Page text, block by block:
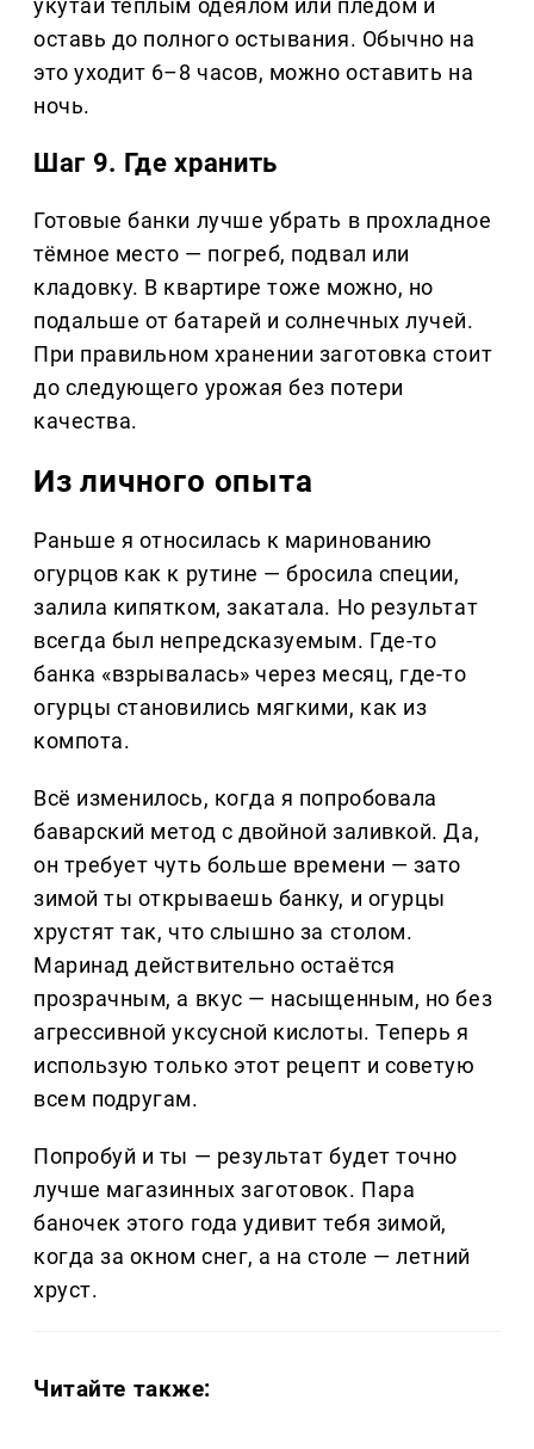
укутай тёплым одеялом или пледом и
оставь до полного остывания. Обычно на
это уходит 6–8 часов, можно оставить на
ночь.
Шаг 9. Где хранить
Готовые банки лучше убрать в прохладное
тёмное место — погреб, подвал или
кладовку. В квартире тоже можно, но
подальше от батарей и солнечных лучей.
При правильном хранении заготовка стоит
до следующего урожая без потери
качества.
Из личного опыта
Раньше я относилась к маринованию
огурцов как к рутине — бросила специи,
залила кипятком, закатала. Но результат
всегда был непредсказуемым. Где-то
банка «взрывалась» через месяц, где-то
огурцы становились мягкими, как из
компота.
Всё изменилось, когда я попробовала
баварский метод с двойной заливкой. Да,
он требует чуть больше времени — зато
зимой ты открываешь банку, и огурцы
хрустят так, что слышно за столом.
Маринад действительно остаётся
прозрачным, а вкус — насыщенным, но без
агрессивной уксусной кислоты. Теперь я
использую только этот рецепт и советую
всем подругам.
Попробуй и ты — результат будет точно
лучше магазинных заготовок. Пара
баночек этого года удивит тебя зимой,
когда за окном снег, а на столе — летний
хруст.
Читайте также: